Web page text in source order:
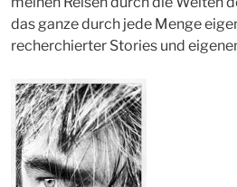
das ganze durch jede Menge
recherchierter Stories und